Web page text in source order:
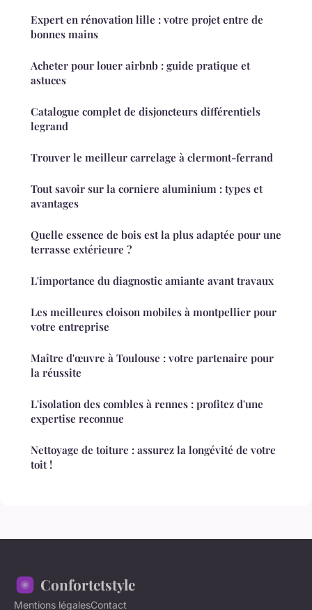
Expert en rénovation lille : votre projet entre de
bonnes mains
Acheter pour louer airbnb : guide pratique et
astuces
Catalogue complet de disjoncteurs différentiels
legrand
Trouver le meilleur carrelage à clermont-ferrand
Tout savoir sur la corniere aluminium : types et
avantages
Quelle essence de bois est la plus adaptée pour une
terrasse extérieure ?
L'importance du diagnostic amiante avant travaux
Les meilleures cloison mobiles à montpellier pour
votre entreprise
Maître d'œuvre à Toulouse : votre partenaire pour
la réussite
L'isolation des combles à rennes : profitez d'une
expertise reconnue
Nettoyage de toiture : assurez la longévité de votre
toit !
Confortetstyle
Mentions légalesContact